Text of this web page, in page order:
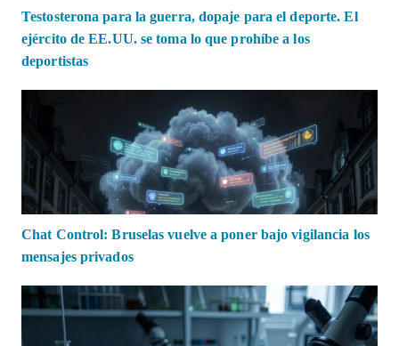
Testosterona para la guerra, dopaje para el deporte. El
ejército de EE.UU. se toma lo que prohíbe a los
deportistas
Chat Control: Bruselas vuelve a poner bajo vigilancia los
mensajes privados